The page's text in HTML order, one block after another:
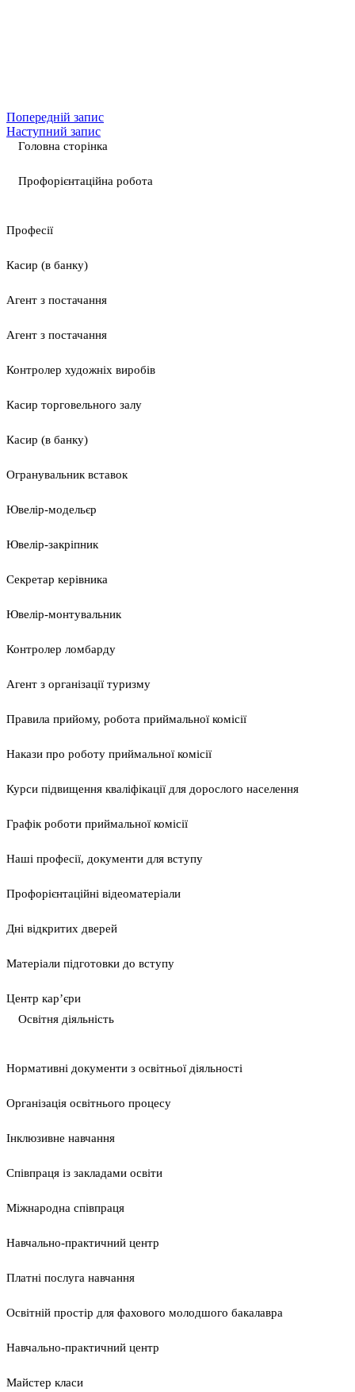
Попередній запис
Наступний запис
Головна сторінка
Профорієнтаційна робота
Професії
Касир (в банку)
Агент з постачання
Агент з постачання
Контролер художніх виробів
Касир торговельного залу
Касир (в банку)
Огранувальник вставок
Ювелір-модельєр
Ювелір-закріпник
Секретар керівника
Ювелір-монтувальник
Контролер ломбарду
Агент з організації туризму
Правила прийому, робота приймальної комісії
Накази про роботу приймальної комісії
Курси підвищення кваліфікації для дорослого населення
Графік роботи приймальної комісії
Наші професії, документи для вступу
Профорієнтаційні відеоматеріали
Дні відкритих дверей
Матеріали підготовки до вступу
Центр кар’єри
Освітня діяльність
Нормативні документи з освітньої діяльності
Організація освітнього процесу
Інклюзивне навчання
Співпраця із закладами освіти
Міжнародна співпраця
Навчально-практичний центр
Платні послуга навчання
Освітній простір для фахового молодшого бакалавра
Навчально-практичний центр
Майстер класи